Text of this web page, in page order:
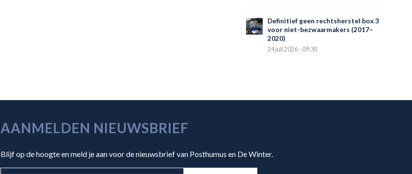
Definitief geen rechtsherstel box 3
voor niet-bezwaarmakers (2017–
2020)
24 juli 2026 - 09:30
AANMELDEN NIEUWSBRIEF
Blijf op de hoogte en meld je aan voor de nieuwsbrief van Posthumus en De Winter.